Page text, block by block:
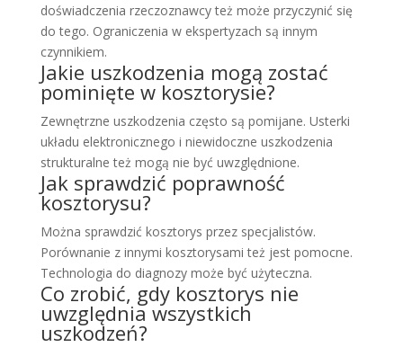
doświadczenia rzeczoznawcy też może przyczynić się
do tego. Ograniczenia w ekspertyzach są innym
czynnikiem.
Jakie uszkodzenia mogą zostać
pominięte w kosztorysie?
Zewnętrzne uszkodzenia często są pomijane. Usterki
układu elektronicznego i niewidoczne uszkodzenia
strukturalne też mogą nie być uwzględnione.
Jak sprawdzić poprawność
kosztorysu?
Można sprawdzić kosztorys przez specjalistów.
Porównanie z innymi kosztorysami też jest pomocne.
Technologia do diagnozy może być użyteczna.
Co zrobić, gdy kosztorys nie
uwzględnia wszystkich
uszkodzeń?